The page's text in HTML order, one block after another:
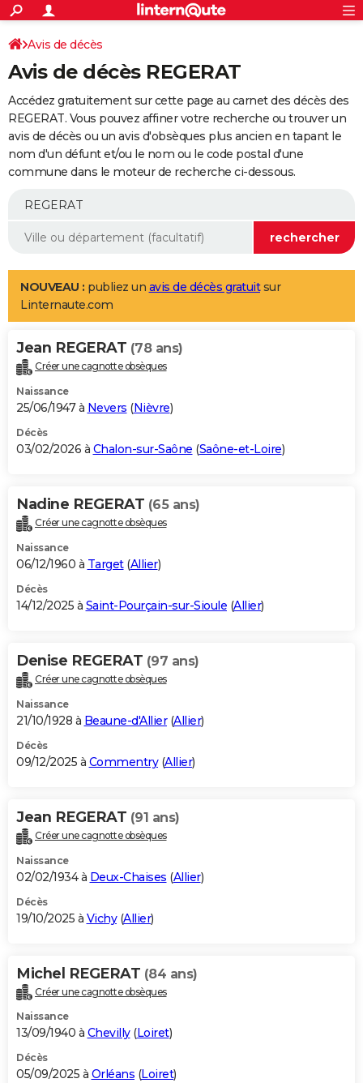
ACTUALITÉS
Politique
Société
Faits Divers
Education
Monde
Villes
+
SPORT
Coupe du monde 2026
Football
Tennis
Cyclisme
Rugby
Forum
Programme TV
TNT
Streaming
Cinéma
Sorties cinéma
Musique
+
FINANCE
Retraite
Epargne
Immobilier
Risques naturels par ville
Banque
Assurance
AUTO
Essais
Réserver un essai
Citadines
Berlines
SUV
Forum auto
+
Mobiles
Meilleur smartphone
Internet
Ordinateurs
Jeux vidéo
Guide high-tech
Aménagement intérieur
LIFESTYLE
Art de vivre
Bien-être
Loisirs
Mode
Modes de vie
Alimentation
Guide de la santé
Maladies
Médicaments
Sommeil
VOYAGE
Destinations
City break
Voyage nature
Voyage de noces
Forum
Climat
+PHOTO
GUIDES D'ACHAT
BONS PLANS
Carte de Noël
Carte Bonne année
Carte Saint-Valentin
Carte Pâques
Carte d'anniversaire
DICTIONNAIRE
Dictionnaire
Biographies
Citations
Expressions
Proverbes
PROGRAMME TV
S'inscrire
Se connecter
Lycées
Collèges
Primaires
Universités
Entreprises
Service militaire
Avis de recherche
AVIS DE DÉCÈS
Bricolage
Lifestyle
Culture
Sport
Auto
Television
Voyage
Cinema
Avis de décès
Avis de décès REGERAT
Accédez gratuitement sur cette page au carnet des décès des
REGERAT. Vous pouvez affiner votre recherche ou trouver un
avis de décès ou un avis d'obsèques plus ancien en tapant le
nom d'un défunt et/ou le nom ou le code postal d'une
commune dans le moteur de recherche ci-dessous.
NOUVEAU : publiez un avis de décès gratuitsur
Linternaute.com
Jean REGERAT (78 ans)
Créer une cagnotte obsèques
Naissance
25/06/1947 à Nevers (Nièvre)
Décès
03/02/2026 à Chalon-sur-Saône (Saône-et-Loire)
Nadine REGERAT (65 ans)
Créer une cagnotte obsèques
Naissance
06/12/1960 à Target(Allier)
Décès
14/12/2025 à Saint-Pourçain-sur-Sioule (Allier)
Denise REGERAT (97 ans)
Créer une cagnotte obsèques
Naissance
21/10/1928 à Beaune-d'Allier(Allier)
Décès
09/12/2025 à Commentry(Allier)
Jean REGERAT (91 ans)
Créer une cagnotte obsèques
Naissance
02/02/1934 à Deux-Chaises (Allier)
Décès
19/10/2025 à Vichy(Allier)
Michel REGERAT (84 ans)
Créer une cagnotte obsèques
Naissance
13/09/1940 à Chevilly(Loiret)
Décès
05/09/2025 à Orléans (Loiret)